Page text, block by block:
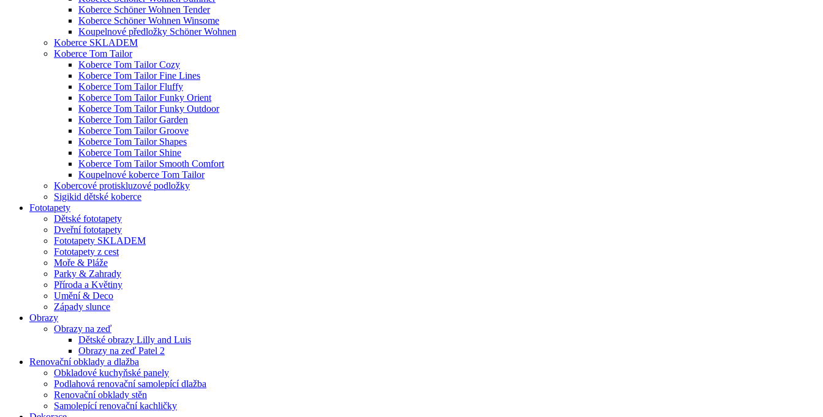
Koberce Schöner Wohnen Tender
Koberce Schöner Wohnen Winsome
Koupelnové předložky Schöner Wohnen
Koberce SKLADEM
Koberce Tom Tailor
Koberce Tom Tailor Cozy
Koberce Tom Tailor Fine Lines
Koberce Tom Tailor Fluffy
Koberce Tom Tailor Funky Orient
Koberce Tom Tailor Funky Outdoor
Koberce Tom Tailor Garden
Koberce Tom Tailor Groove
Koberce Tom Tailor Shapes
Koberce Tom Tailor Shine
Koberce Tom Tailor Smooth Comfort
Koupelnové koberce Tom Tailor
Kobercové protiskluzové podložky
Sigikid dětské koberce
Fototapety
Dětské fototapety
Dveřní fototapety
Fototapety SKLADEM
Fototapety z cest
Moře & Pláže
Parky & Zahrady
Příroda a Květiny
Umění & Deco
Západy slunce
Obrazy
Obrazy na zeď
Dětské obrazy Lilly and Luis
Obrazy na zeď Patel 2
Renovační obklady a dlažba
Obkladové kuchyňské panely
Podlahová renovační samolepící dlažba
Renovační obklady stěn
Samolepící renovační kachličky